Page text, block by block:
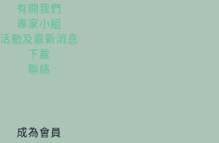
有關我們
專家小組
活動及最新消息
下載
聯絡
成為會員